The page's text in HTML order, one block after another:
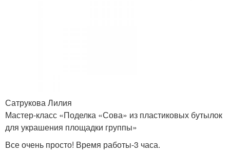
Сатрукова Лилия
Мастер-класс «Поделка «Сова» из пластиковых бутылок
для украшения площадки группы»
Все очень просто! Время работы-3 часа.